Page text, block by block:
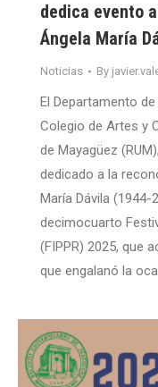
dedica evento
Ángela María
Noticias By
El Departamento
Colegio de Artes y
de Mayagüez
dedicado a la
María Dávila
decimocuarto
(FIPPR) 2025, que
que engalanó la